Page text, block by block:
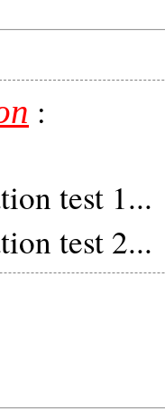
:
test 1...
test 2...